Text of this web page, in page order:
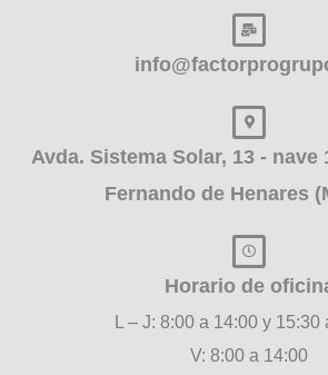
Avda. Sistema Solar, 13 - nave
Fernando de Henares
Horario de
L – J: 8:00 a 14:00 y 15:30
V: 8:00 a 14:00